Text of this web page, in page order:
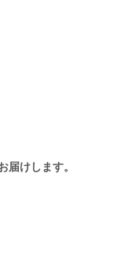
けします。